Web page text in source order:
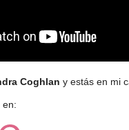
Coghlan y estás en mi
en: